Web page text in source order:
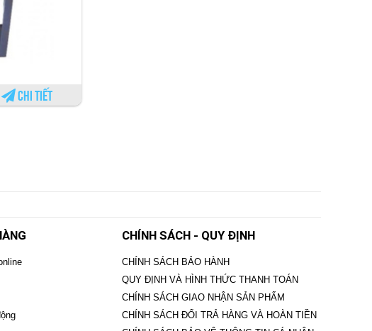
Chi tiết
CHÍNH SÁCH - QUY ĐỊNH
CHÍNH SÁCH BẢO HÀNH
QUY ĐỊNH VÀ HÌNH THỨC THANH TOÁN
CHÍNH SÁCH GIAO NHẬN SẢN PHẨM
CHÍNH SÁCH ĐỔI TRẢ HÀNG VÀ HOÀN TIỀN